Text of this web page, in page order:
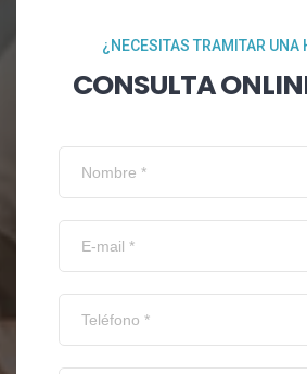
¿NECESITAS TRAMITAR UNA
CONSULTA